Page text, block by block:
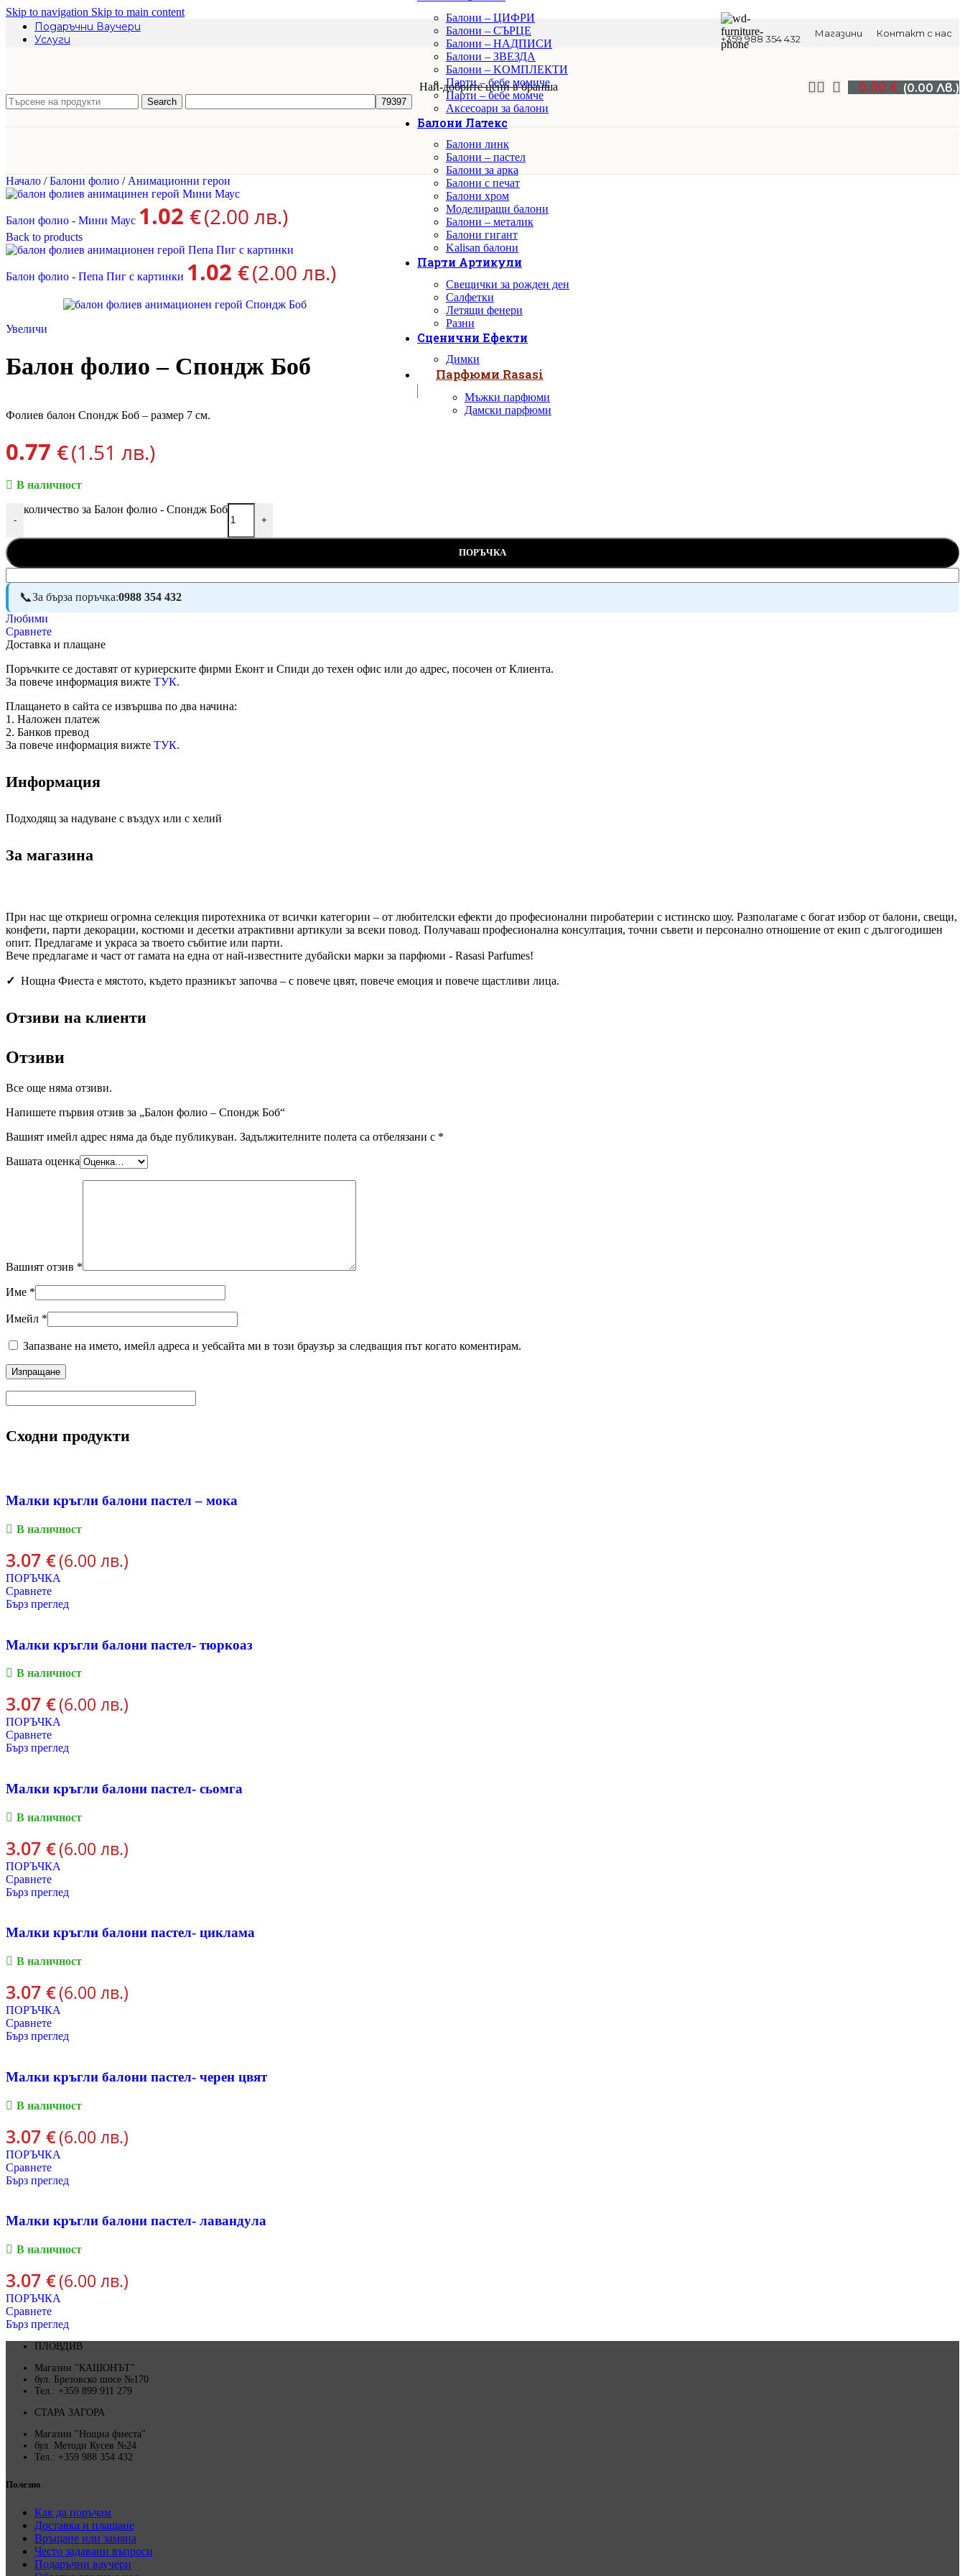
Skip to navigation Skip to main content
Подаръчни Ваучери
Услуги
+359 988 354 432 Магазини Контакт с нас
Search
Най-добрите цени в бранша 0.00€ (0.00 Лв.)
Балони – ЦИФРИ
Балони – СЪРЦЕ
Балони – НАДПИСИ
Балони – ЗВЕЗДА
Балони – KОМПЛЕКТИ
Парти – бебе момиче
Парти – бебе момче
Аксесоари за балони
Балони Латекс
Балони линк
Балони – пастел
Балони за арка
Балони с печат
Балони хром
Моделиращи балони
Балони – металик
Балони гигант
Kalisan балони
Парти Артикули
Свещички за рожден ден
Салфетки
Летящи фенери
Разни
Сценични Ефекти
Димки
Парфюми Rasasi
Мъжки парфюми
Дамски парфюми
Начало / Балони фолио / Анимационни герои
Балон фолио - Мини Маус 1.02 €(2.00 лв.)
Back to products
Балон фолио - Пепа Пиг с картинки 1.02 €(2.00 лв.)
Увеличи
Балон фолио – Спондж Боб
Фолиев балон Спондж Боб – размер 7 см.
0.77 €(1.51 лв.)
В наличност
-
количество за Балон фолио - Спондж Боб
+
ПОРЪЧКА
За бърза поръчка:0988 354 432
Любими
Сравнете
Доставка и плащане
Поръчките се доставят от куриерските фирми Еконт и Спиди до техен офис или до адрес, посочен от Клиента.
За повече информация вижте ТУК.
Плащането в сайта се извършва по два начина:
1. Наложен платеж
2. Банков превод
За повече информация вижте ТУК.
Информация
Подходящ за надуване с въздух или с хелий
За магазина
При нас ще откриеш огромна селекция пиротехника от всички категории – от любителски ефекти до професионални пиробатерии с истинско шоу. Разполагаме с богат избор от балони, свещи,
конфети, парти декорации, костюми и десетки атрактивни артикули за всеки повод. Получаваш професионална консултация, точни съвети и персонално отношение от екип с дългогодишен
опит. Предлагаме и украса за твоето събитие или парти.
Вече предлагаме и част от гамата на една от най-известните дубайски марки за парфюми - Rasasi Parfumes!
✓ Нощна Фиеста е мястото, където празникът започва – с повече цвят, повече емоция и повече щастливи лица.
Отзиви на клиенти
Отзиви
Все още няма отзиви.
Напишете първия отзив за „Балон фолио – Спондж Боб“
Вашият имейл адрес няма да бъде публикуван. Задължителните полета са отбелязани с *
Вашата оценка
Вашият отзив *
Име *
Имейл *
Запазване на името, имейл адреса и уебсайта ми в този браузър за следващия път когато коментирам.
Сходни продукти
Малки кръгли балони пастел – мока
В наличност
3.07 €(6.00 лв.)
ПОРЪЧКА
Сравнете
Бърз преглед
Малки кръгли балони пастел- тюркоаз
В наличност
3.07 €(6.00 лв.)
ПОРЪЧКА
Сравнете
Бърз преглед
Малки кръгли балони пастел- сьомга
В наличност
3.07 €(6.00 лв.)
ПОРЪЧКА
Сравнете
Бърз преглед
Малки кръгли балони пастел- циклама
В наличност
3.07 €(6.00 лв.)
ПОРЪЧКА
Сравнете
Бърз преглед
Малки кръгли балони пастел- черен цвят
В наличност
3.07 €(6.00 лв.)
ПОРЪЧКА
Сравнете
Бърз преглед
Малки кръгли балони пастел- лавандула
В наличност
3.07 €(6.00 лв.)
ПОРЪЧКА
Сравнете
Бърз преглед
ПЛОВДИВ
Магазин "КАШОНЪТ"
бул. Брезовско шосе №170
Тел.: +359 899 911 279
СТАРА ЗАГОРА
Магазин "Нощна фиеста"
бул. Методи Кусев №24
Тел.: +359 988 354 432
Полезно
Как да поръчам
Доставка и плащане
Връщане или замяна
Често задавани въпроси
Подаръчни ваучери